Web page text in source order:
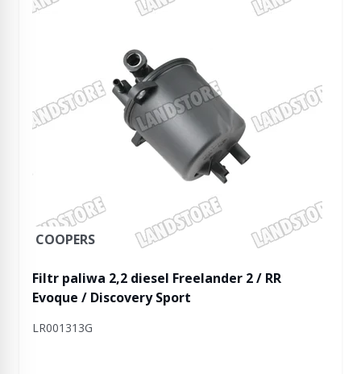
COOPERS
Filtr paliwa 2,2 diesel Freelander 2 / RR
Evoque / Discovery Sport
LR001313G